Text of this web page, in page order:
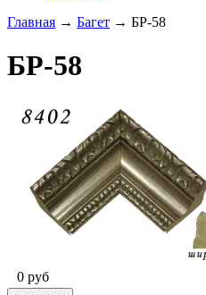
Главная → Багет → БР-58
БР-58
0 руб